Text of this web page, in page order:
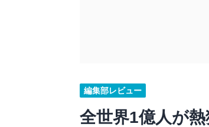
編集部レビュー
全世界1億人が